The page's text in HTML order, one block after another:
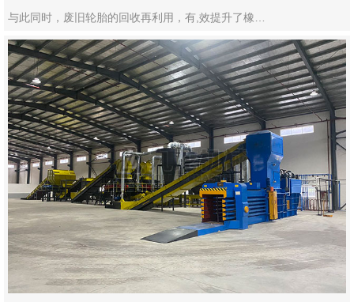
设
有
限
公
司
豫
ICP
备
19020390
号-1
与此同时，废旧轮胎的回收再利用，有,效提升了橡…